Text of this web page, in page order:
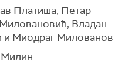
Платиша, Петар
Владан
Миодраг Милованов
Милин